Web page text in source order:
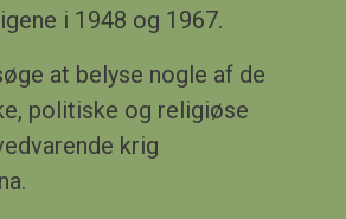
i 1948 og 1967.
at belyse nogle af de
politiske og religiøse
krig